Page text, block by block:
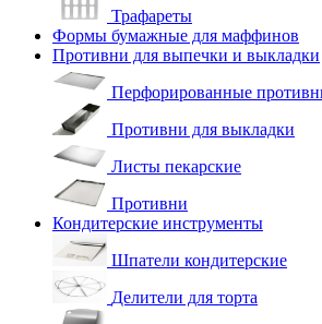
Трафареты
Формы бумажные для маффинов
Противни для выпечки и выкладки
Перфорированные
Противни для выкладки
Листы пекарские
Противни
Кондитерские инструменты
Шпатели кондитерские
Делители для торта